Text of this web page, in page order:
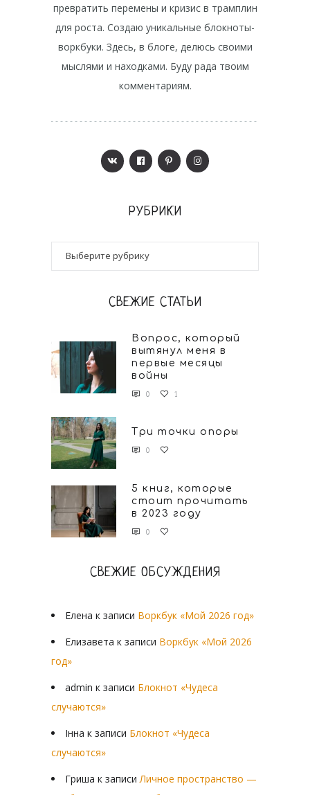
превратить перемены и кризис в трамплин
для роста. Создаю уникальные блокноты-
воркбуки. Здесь, в блоге, делюсь своими
мыслями и находками. Буду рада твоим
комментариям.
РУБРИКИ
СВЕЖИЕ СТАТЬИ
Вопрос, который
вытянул меня в
первые месяцы
войны
0 1
Три точки опоры
0
5 книг, которые
стоит прочитать
в 2023 году
0
СВЕЖИЕ ОБСУЖДЕНИЯ
Елена к записи Воркбук «Мой 2026 год»
Елизавета к записи Воркбук «Мой 2026
год»
admin к записи Блокнот «Чудеса
случаются»
Інна к записи Блокнот «Чудеса
случаются»
Гриша к записиЛичное пространство —